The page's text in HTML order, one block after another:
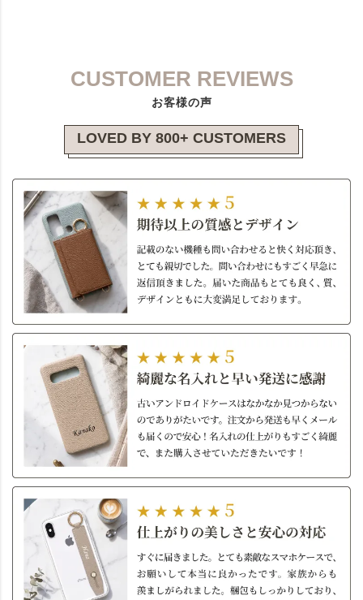
CUSTOMER REVIEWS
お客様の声
LOVED BY 800+ CUSTOMERS